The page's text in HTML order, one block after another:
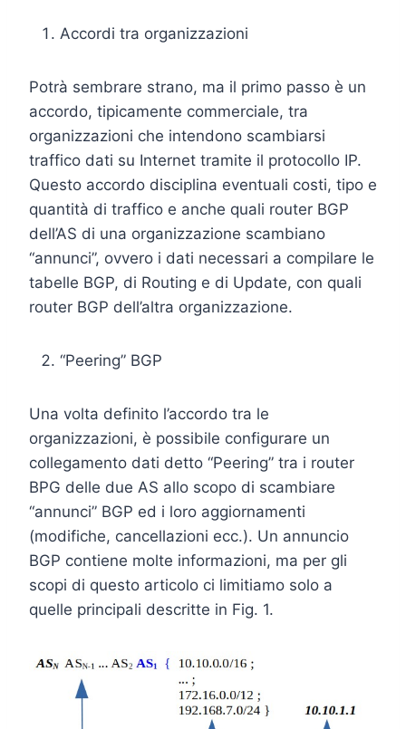
Accordi tra organizzazioni
Potrà sembrare strano, ma il primo passo è un
accordo, tipicamente commerciale, tra
organizzazioni che intendono scambiarsi
traffico dati su Internet tramite il protocollo IP.
Questo accordo disciplina eventuali costi, tipo e
quantità di traffico e anche quali router BGP
dell’AS di una organizzazione scambiano
“annunci”, ovvero i dati necessari a compilare le
tabelle BGP, di Routing e di Update, con quali
router BGP dell’altra organizzazione.
“Peering” BGP
Una volta definito l’accordo tra le
organizzazioni, è possibile configurare un
collegamento dati detto “Peering” tra i router
BPG delle due AS allo scopo di scambiare
“annunci” BGP ed i loro aggiornamenti
(modifiche, cancellazioni ecc.). Un annuncio
BGP contiene molte informazioni, ma per gli
scopi di questo articolo ci limitiamo solo a
quelle principali descritte in Fig. 1.